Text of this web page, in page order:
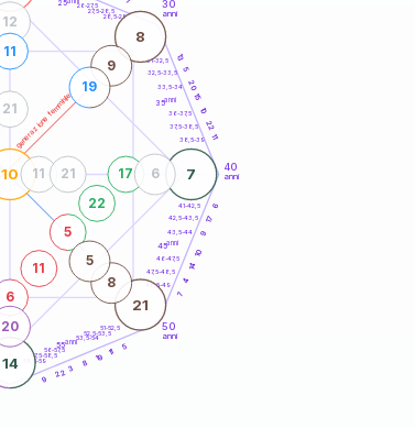
generazione femminile
30
anni
40
anni
50
anni
26-27,5
27,5-28,5
28,5-29
31-32,5
32,5-33,5
33,5-34
36-37,5
37,5-38,5
38,5-39
41-42,5
42,5-43,5
43,5-44
46-47,5
47,5-48,5
48,5-49
51-52,5
52,5-53,5
53,5-54
56-57,5
57,5-58,5
58,5-59
13
5
20
15
10
22
11
6
17
9
10
14
4
7
5
11
19
8
3
22
9
7
14
10
8
21
6
11
5
22
17
12
6
20
11
11 21
21
9
19
8
5
25
35anni
45anni
55anni